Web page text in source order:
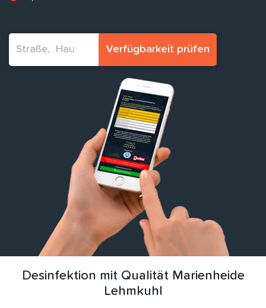
Verfügbarkeit prüfen
Desinfektion mit Qualität Marienheide
Lehmkuhl